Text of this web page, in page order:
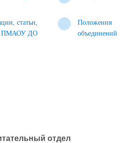
статьи,
ПМАОУ ДО
Положения
объединений
отдел